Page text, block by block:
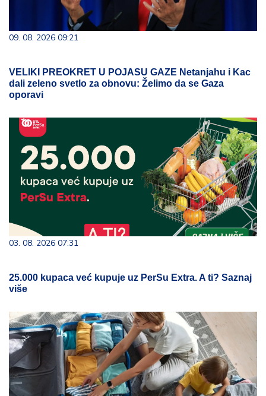
09. 08. 2026 09:21
VELIKI PREOKRET U POJASU GAZE Netanjahu i Kac
dali zeleno svetlo za obnovu: Želimo da se Gaza
oporavi
03. 08. 2026 07:31
25.000 kupaca već kupuje uz PerSu Extra. A ti? Saznaj
više